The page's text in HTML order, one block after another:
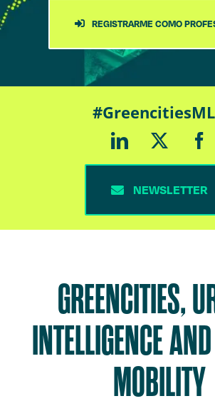
REGISTRARME COMO
NEWSLETTER
GREENCITIES,
INTELLIGENCE
MOBILITY